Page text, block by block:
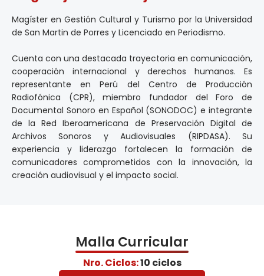
Magíster en Gestión Cultural y Turismo por la Universidad
de San Martin de Porres y Licenciado en Periodismo.
Cuenta con una destacada trayectoria en comunicación,
cooperación internacional y derechos humanos. Es
representante en Perú del Centro de Producción
Radiofónica (CPR), miembro fundador del Foro de
Documental Sonoro en Español (SONODOC) e integrante
de la Red Iberoamericana de Preservación Digital de
Archivos Sonoros y Audiovisuales (RIPDASA). Su
experiencia y liderazgo fortalecen la formación de
comunicadores comprometidos con la innovación, la
creación audiovisual y el impacto social.
Malla Curricular
Nro. Ciclos:10 ciclos